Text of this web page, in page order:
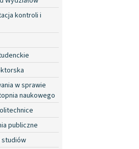
kontroli i
w sprawie
naukowego
publiczne
studiów